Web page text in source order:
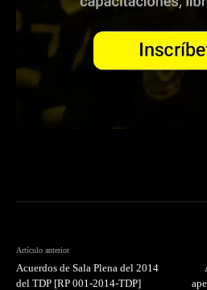
Artículo anterior
Acuerdos de Sala Plena del 2014
del TDP [RP 001-2014-TDP]